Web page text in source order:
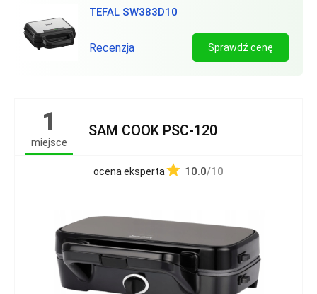
TEFAL SW383D10
Recenzja Sprawdź cenę
1
miejsce
SAM COOK PSC-120
ocena eksperta 10.0/10